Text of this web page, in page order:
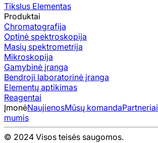
Tikslus Elementas
Produktai
Chromatografija
Optinė spektroskopija
Masių spektrometrija
Mikroskopija
Gamybinė įranga
Bendroji laboratorinė įranga
Elementų aptikimas
Reagentai
ĮmonėNaujienosMūsų komandaPartneriai
mumis
© 2024 Visos teisės saugomos.